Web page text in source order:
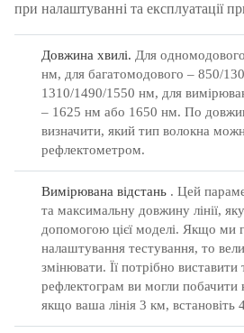
при налаштуванні та експлуатації
Довжина хвилі. Для
нм, для багатомодового – 850/
1310/1490/1550 нм, для
– 1625 нм або 1650 нм. По
визначити, який тип волокна
рефлектометром.
Вимірювана відстань . Цей
та максимальну довжину лінії,
допомогою цієї моделі. Якщо ми
налаштування тестування, то
змінювати. Її потрібно
рефлектограм ви могли побачити
якщо ваша лінія 3 км, встановіть